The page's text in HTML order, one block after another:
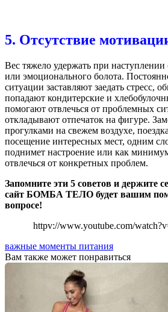
5. Отсутствие
Вес тяжело удержать при наступлении
или эмоционального болота.
ситуации заставляют заедать стресс,
попадают кондитерские и
помогают отвлечься от проблемных
откладывают отпечаток на фигуре.
прогулками на свежем воздухе,
посещение интересных мест, одним
поднимет настроение или как
отвлечься от конкретных проблем.
Запомните эти 5 советов и держите
сайт БОМБА ТЕЛО будет вашим
вопросе!
httpv://www.youtube.com/
важные моменты питания
Вам также может понравиться